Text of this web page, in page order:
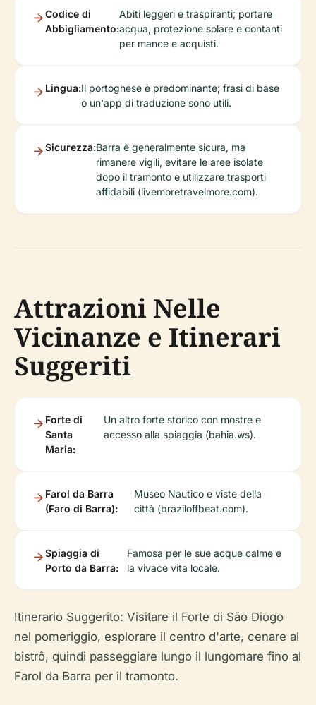
Codice di
Abbigliamento:
Abiti leggeri e traspiranti; portare
acqua, protezione solare e contanti
per mance e acquisti.
Lingua:Il portoghese è predominante; frasi di base
o un'app di traduzione sono utili.
Sicurezza:Barra è generalmente sicura, ma
rimanere vigili, evitare le aree isolate
dopo il tramonto e utilizzare trasporti
affidabili (livemoretravelmore.com).
Attrazioni Nelle
Vicinanze e Itinerari
Suggeriti
Forte di
Santa
Maria:
Un altro forte storico con mostre e
accesso alla spiaggia (bahia.ws).
Farol da Barra
(Faro di Barra):
Museo Nautico e viste della
città (braziloffbeat.com).
Spiaggia di
Porto da Barra:
Famosa per le sue acque calme e
la vivace vita locale.
Itinerario Suggerito: Visitare il Forte di São Diogo
nel pomeriggio, esplorare il centro d'arte, cenare al
bistrô, quindi passeggiare lungo il lungomare fino al
Farol da Barra per il tramonto.